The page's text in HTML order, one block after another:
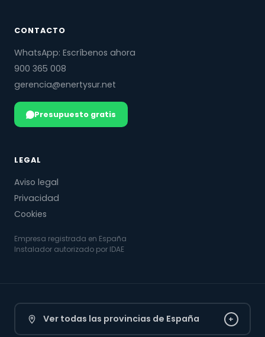
CONTACTO
WhatsApp: Escríbenos ahora
900 365 008
gerencia@enertysur.net
Presupuesto gratis
LEGAL
Aviso legal
Privacidad
Cookies
Empresa registrada en España
Instalador autorizado por IDAE
Ver todas las provincias de España +